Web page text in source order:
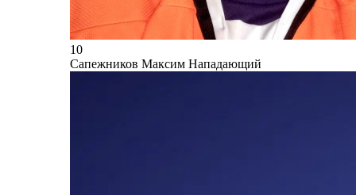
10
Сапежников Максим Нападающий